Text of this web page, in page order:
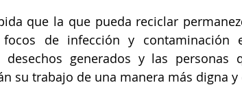
que la que pueda reciclar
de infección y contaminación
generados y las personas
su trabajo de una manera más digna y